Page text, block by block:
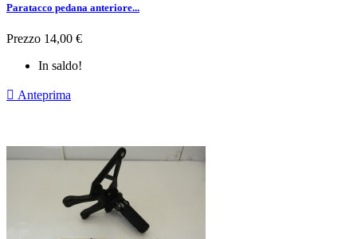
Paratacco pedana anteriore...
Prezzo 14,00 €
In saldo!
 Anteprima